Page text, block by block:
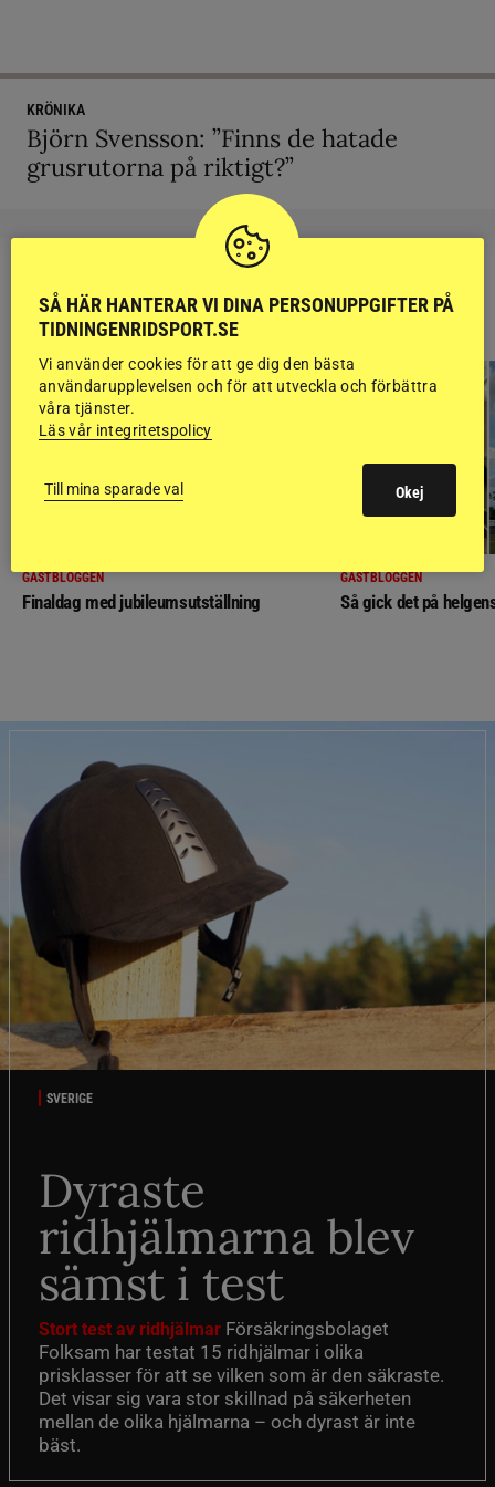
KRÖNIKA
Björn Svensson: ”Finns de hatade
grusrutorna på riktigt?”
RIDSPORT
BLOGGAR
GÄSTBLOGGEN
Finaldag med jubileumsutställning
GÄSTBLOGGEN
Så gick det på
SVERIGE
Dyraste
ridhjälmarna blev
sämst i test
Stort test av ridhjälmar Försäkringsbolaget
Folksam har testat 15 ridhjälmar i olika
prisklasser för att se vilken som är den säkraste.
Det visar sig vara stor skillnad på säkerheten
mellan de olika hjälmarna – och dyrast är inte
bäst.
SÅ HÄR HANTERAR VI DINA PERSONUPPGIFTER PÅ
TIDNINGENRIDSPORT.SE
Vi använder cookies för att ge dig den bästa
användarupplevelsen och för att utveckla och förbättra
våra tjänster.
Läs vår integritetspolicy
Till mina sparade val Okej